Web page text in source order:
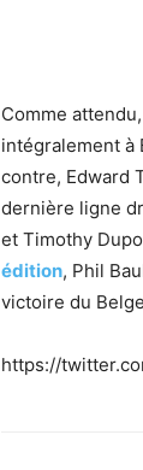
Comme
intégralement à
contre, Edward
dernière ligne
et Timothy
édition, Phil
victoire du
https://